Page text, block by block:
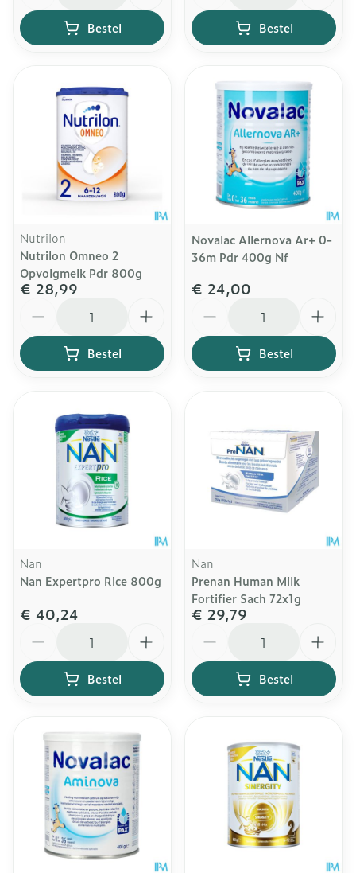
Bestel Bestel
Nutrilon
Nutrilon Omneo 2
Opvolgmelk Pdr 800g
€ 28,99
Bestel
Novalac Allernova Ar+ 0-
36m Pdr 400g Nf
€ 24,00
Bestel
Nan
Nan Expertpro Rice 800g
€ 40,24
Bestel
Nan
Prenan Human Milk
Fortifier Sach 72x1g
€ 29,79
Bestel